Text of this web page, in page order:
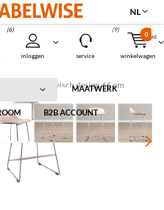
nl
inloggen
(6)
service winkelwagen
0
(9)
NL
MAATWERK
B2B ACCOUNT
Scandinavisch design 66 cm